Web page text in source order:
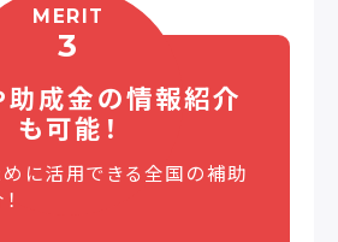
MERIT
3
成金の情報紹介
も可能！
に活用できる全国の補助